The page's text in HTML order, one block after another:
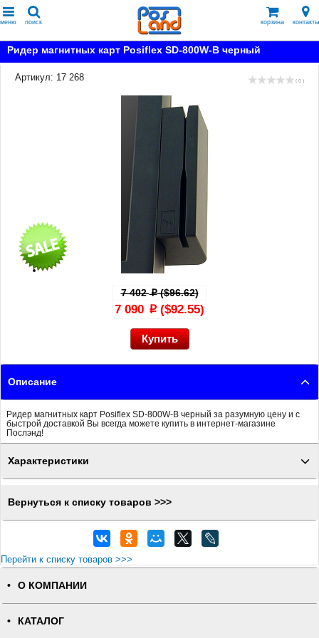
меню поиск корзина контакты
Ридер магнитных карт Posiflex SD-800W-B черный
Артикул: 17 268 ( 0 )
7 402p($96.62)
7 090 p ($92.55)
Описание
Ридер магнитных карт Posiflex SD-800W-B черный за разумную цену и с
быстрой доставкой Вы всегда можете купить в интернет-магазине
Послэнд!
Характеристики
Вернуться к списку товаров >>>
Перейти к списку товаров >>>
О КОМПАНИИ
КАТАЛОГ